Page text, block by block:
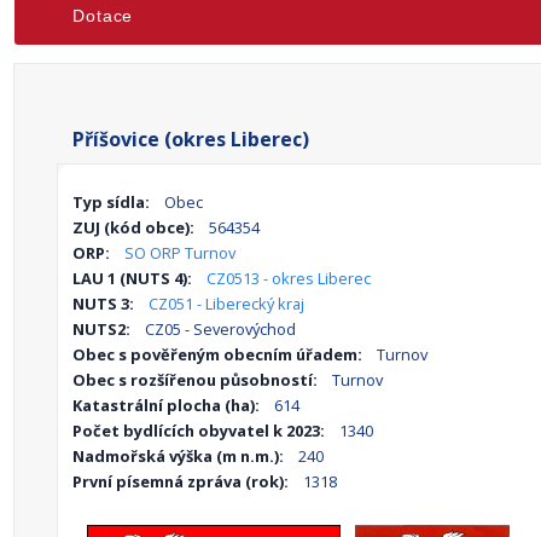
Dotace
Příšovice (okres Liberec)
Typ sídla:
Obec
ZUJ (kód obce):
564354
ORP:
SO ORP Turnov
LAU 1 (NUTS 4):
CZ0513 - okres Liberec
NUTS 3:
CZ051 - Liberecký kraj
NUTS2:
CZ05 - Severovýchod
Obec s pověřeným obecním úřadem:
Turnov
Obec s rozšířenou působností:
Turnov
Katastrální plocha (ha):
614
Počet bydlících obyvatel k 2023:
1340
Nadmořská výška (m n.m.):
240
První písemná zpráva (rok):
1318